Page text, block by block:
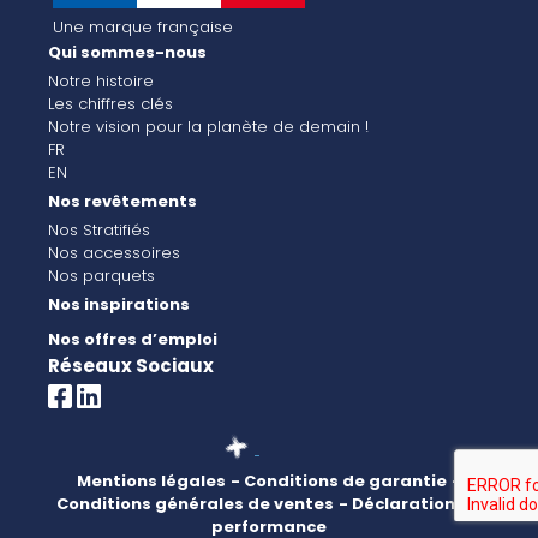
Une marque française
Qui sommes-nous
Notre histoire
Les chiffres clés
Notre vision pour la planète de demain !
FR
EN
Nos revêtements
Nos Stratifiés
Nos accessoires
Nos parquets
Nos inspirations
Nos offres d’emploi
Réseaux Sociaux
Mentions légales - Conditions de garantie -
Conditions générales de ventes - Déclaration de
performance